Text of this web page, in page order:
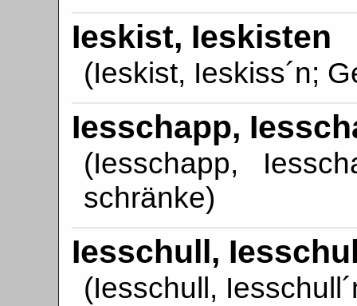
Ieskist, Ieskisten
(Ieskist, Ieskiss´n;
Iesschapp,
(Iesschapp,
schränke)
Iesschull,
(Iesschull,